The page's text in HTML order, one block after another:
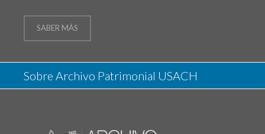
SABER MÁS
Sobre Archivo Patrimonial USACH